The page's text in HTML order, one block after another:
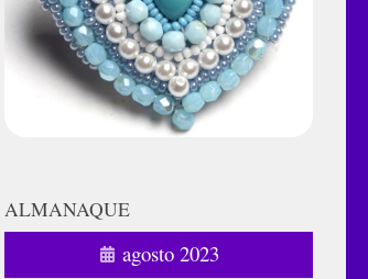
ALMANAQUE
agosto 2023